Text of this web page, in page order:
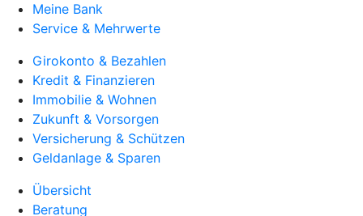
Meine Bank
Service & Mehrwerte
Girokonto & Bezahlen
Kredit & Finanzieren
Immobilie & Wohnen
Zukunft & Vorsorgen
Versicherung & Schützen
Geldanlage & Sparen
Übersicht
Beratung